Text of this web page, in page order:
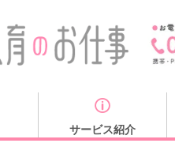
サービス紹介